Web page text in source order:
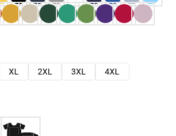
XL 2XL 3XL
4XL